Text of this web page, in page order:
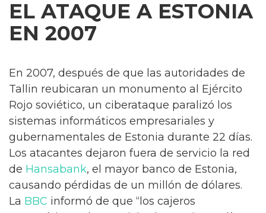
EL ATAQUE A ESTONIA
EN 2007
En 2007, después de que las autoridades de
Tallin reubicaran un monumento al Ejército
Rojo soviético, un ciberataque paralizó los
sistemas informáticos empresariales y
gubernamentales de Estonia durante 22 días.
Los atacantes dejaron fuera de servicio la red
de Hansabank, el mayor banco de Estonia,
causando pérdidas de un millón de dólares.
La BBC informó de que “los cajeros